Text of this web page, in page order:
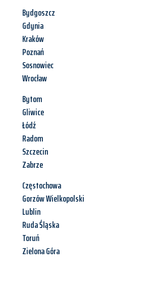
Bydgoszcz
Gdynia
Kraków
Poznań
Sosnowiec
Wrocław
Bytom
Gliwice
Łódź
Radom
Szczecin
Zabrze
Częstochowa
Gorzów Wielkopolski
Lublin
Ruda Śląska
Toruń
Zielona Góra